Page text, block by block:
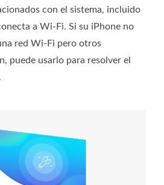
con el sistema, incluido
a Wi-Fi. Si su iPhone no
red Wi-Fi pero otros
puede usarlo para resolver el